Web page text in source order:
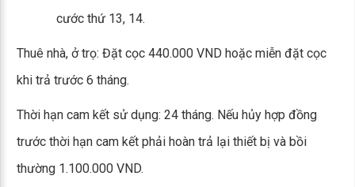
cước thứ 13, 14.
Thuê nhà, ở trọ: Đặt cọc 440.000 VND hoặc miễn đặt cọc
khi trả trước 6 tháng.
Thời hạn cam kết sử dụng: 24 tháng. Nếu hủy hợp đồng
trước thời hạn cam kết phải hoàn trả lại thiết bị và bồi
thường 1.100.000 VND.